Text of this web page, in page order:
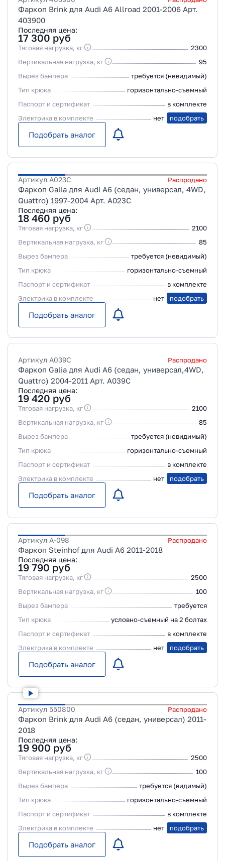
Фаркоп Brink для Audi A6 Allroad 2001-2006 Арт.
403900
Последняя цена:
17 300 руб
Тяговая нагрузка, кг
2300
Вертикальная нагрузка, кг
95
Вырез бампера
требуется (невидимый)
Тип крюка
горизонтально-съемный
Паспорт и сертификат
в комплекте
Электрика в комплекте
нет подобрать
Подобрать аналог
Артикул A023C Распродано
Фаркоп Galia для Audi A6 (седан, универсал, 4WD,
Quattro) 1997-2004 Арт. A023C
Последняя цена:
18 460 руб
Тяговая нагрузка, кг
2100
Вертикальная нагрузка, кг
85
Вырез бампера
требуется (невидимый)
Тип крюка
горизонтально-съемный
Паспорт и сертификат
в комплекте
Электрика в комплекте
нет подобрать
Подобрать аналог
Артикул A039C Распродано
Фаркоп Galia для Audi A6 (седан, универсал,4WD,
Quattro) 2004-2011 Арт. A039C
Последняя цена:
19 420 руб
Тяговая нагрузка, кг
2100
Вертикальная нагрузка, кг
85
Вырез бампера
требуется (невидимый)
Тип крюка
горизонтально-съемный
Паспорт и сертификат
в комплекте
Электрика в комплекте
нет подобрать
Подобрать аналог
Артикул A-098 Распродано
Фаркоп Steinhof для Audi A6 2011-2018
Последняя цена:
19 790 руб
Тяговая нагрузка, кг
2500
Вертикальная нагрузка, кг
100
Вырез бампера
требуется
Тип крюка
условно-съемный на 2 болтах
Паспорт и сертификат
в комплекте
Электрика в комплекте
нет подобрать
Подобрать аналог
Артикул 550800 Распродано
Фаркоп Brink для Audi A6 (седан, универсал) 2011-
2018
Последняя цена:
19 900 руб
Тяговая нагрузка, кг
2500
Вертикальная нагрузка, кг
100
Вырез бампера
требуется (видимый)
Тип крюка
горизонтально-съемный
Паспорт и сертификат
в комплекте
Электрика в комплекте
нет подобрать
Подобрать аналог